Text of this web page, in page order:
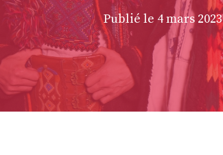
Publié le 4 mars 2023